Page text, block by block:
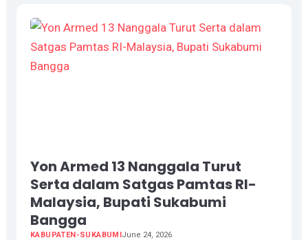
Yon Armed 13 Nanggala Turut
Serta dalam Satgas Pamtas RI-
Malaysia, Bupati Sukabumi
Bangga
KABUPATEN-SUKABUMIJune 24, 2026